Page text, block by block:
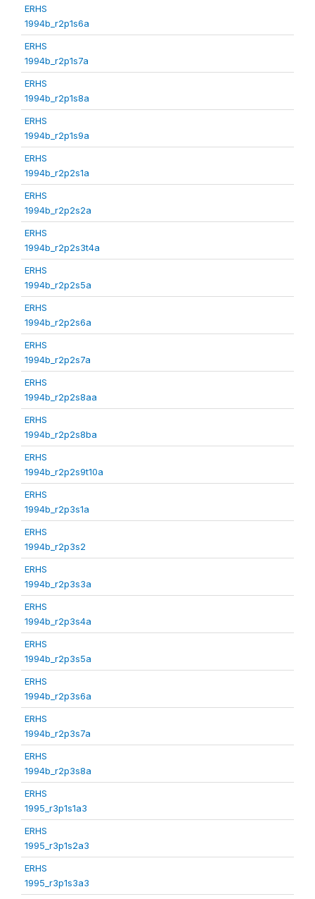
ERHS
1994b_r2p1s6a
ERHS
1994b_r2p1s7a
ERHS
1994b_r2p1s8a
ERHS
1994b_r2p1s9a
ERHS
1994b_r2p2s1a
ERHS
1994b_r2p2s2a
ERHS
1994b_r2p2s3t4a
ERHS
1994b_r2p2s5a
ERHS
1994b_r2p2s6a
ERHS
1994b_r2p2s7a
ERHS
1994b_r2p2s8aa
ERHS
1994b_r2p2s8ba
ERHS
1994b_r2p2s9t10a
ERHS
1994b_r2p3s1a
ERHS
1994b_r2p3s2
ERHS
1994b_r2p3s3a
ERHS
1994b_r2p3s4a
ERHS
1994b_r2p3s5a
ERHS
1994b_r2p3s6a
ERHS
1994b_r2p3s7a
ERHS
1994b_r2p3s8a
ERHS
1995_r3p1s1a3
ERHS
1995_r3p1s2a3
ERHS
1995_r3p1s3a3